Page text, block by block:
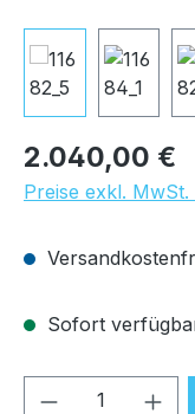
Regulärer Preis:
2.040,00 €
Preise exkl.
Sofort
Produkt